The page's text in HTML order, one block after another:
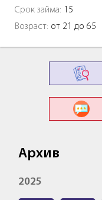
Срок займа: 15
Возраст: от 21 до 65
Архив
2025